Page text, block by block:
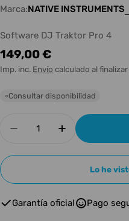
Marca:NATIVE INSTRUMENTS
Software DJ Traktor Pro 4
Precio
habitual
149,00 €
Imp. inc. Envío calculado al
○Consultar disponibilidad
Disminuir cantidad
Aumentar
Lo he
Garantía oficial Pago